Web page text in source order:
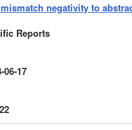
negativity to
Reports
06-17